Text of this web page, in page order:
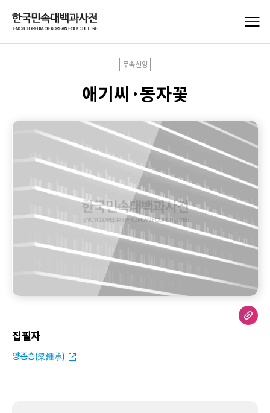
무속신앙
애기씨·동자꽃
집필자
양종승(梁鍾承)